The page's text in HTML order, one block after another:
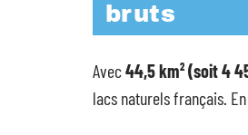
bruts
Avec44,5 km² (soit 4
lacs naturels français.